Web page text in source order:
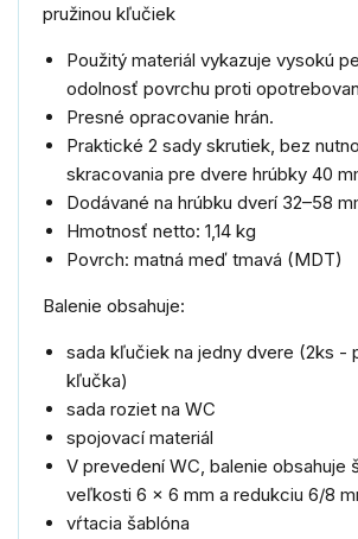
pružinou kľučiek
Použitý materiál vykazuje vysokú
odolnosť povrchu proti
Presné opracovanie hrán.
Praktické 2 sady skrutiek, bez
skracovania pre dvere hrúbky 40
Dodávané na hrúbku dverí 32–58
Hmotnosť netto: 1,14 kg
Povrch: matná meď tmavá (MDT)
Balenie obsahuje:
sada kľučiek na jedny dvere (2ks -
kľučka)
sada roziet na WC
spojovací materiál
V prevedení WC, balenie obsahuje
veľkosti 6 x 6 mm a redukciu 6/8
vŕtacia šablóna